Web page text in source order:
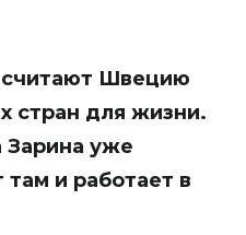
считают Швецию
стран для жизни.
уже
и работает в